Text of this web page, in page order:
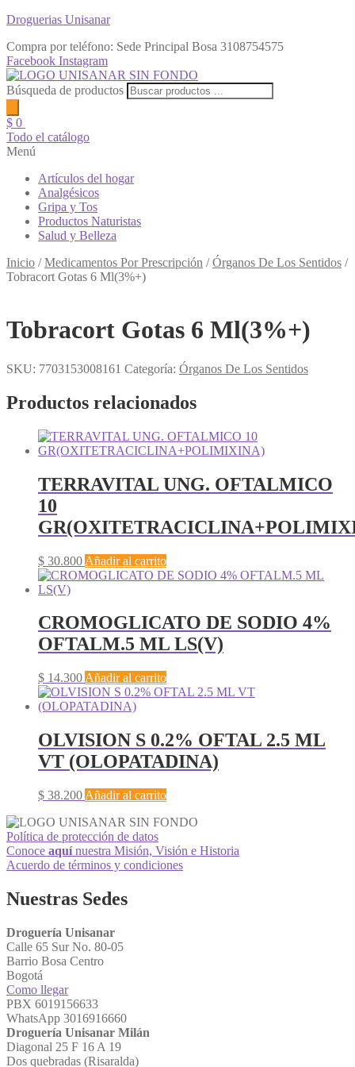
Droguerias Unisanar
Compra por teléfono: Sede Principal Bosa 3108754575
Facebook Instagram
Búsqueda de productos
$ 0
Todo el catálogo
Menú
Artículos del hogar
Analgésicos
Gripa y Tos
Productos Naturistas
Salud y Belleza
Inicio /Medicamentos Por Prescripción /Órganos De Los Sentidos /
Tobracort Gotas 6 Ml(3%+)
Tobracort Gotas 6 Ml(3%+)
SKU: 7703153008161 Categoría: Órganos De Los Sentidos
Productos relacionados
TERRAVITAL UNG. OFTALMICO
10
$ 30.800 Añadir al carrito
CROMOGLICATO DE SODIO 4%
OFTALM.5 ML LS(V)
$ 14.300 Añadir al carrito
OLVISION S 0.2% OFTAL 2.5 ML
VT (OLOPATADINA)
$ 38.200 Añadir al carrito
Política de protección de datos
Conoce aquínuestra Misión, Visión e Historia
Acuerdo de términos y condiciones
Nuestras Sedes
Droguería Unisanar
Calle 65 Sur No. 80-05
Barrio Bosa Centro
Bogotá
Como llegar
PBX 6019156633
WhatsApp 3016916660
Droguería Unisanar Milán
Diagonal 25 F 16 A 19
Dos quebradas (Risaralda)